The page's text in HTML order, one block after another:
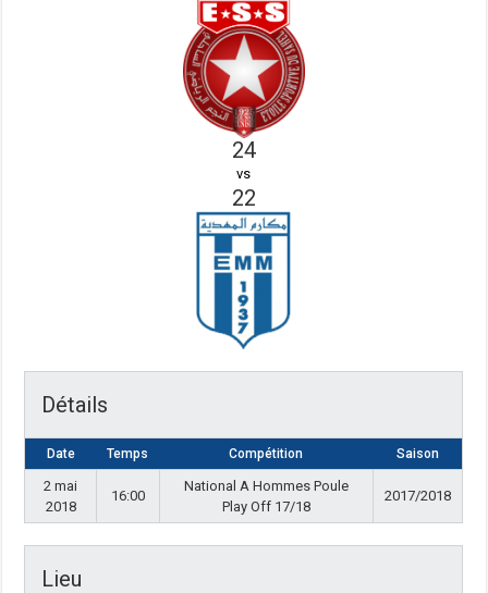
24
vs
22
Détails
Date Temps Compétition Saison
2 mai
2018
16:00
National A Hommes Poule
Play Off 17/18
2017/2018
Lieu